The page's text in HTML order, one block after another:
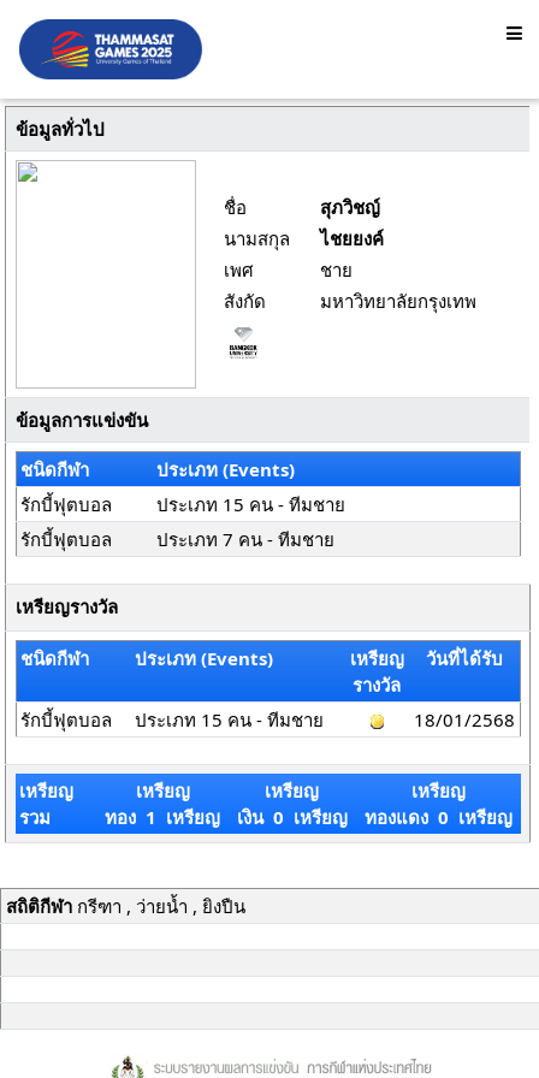
ข้อมูลทั่วไป
ชื่อ
สุภวิชญ์
นามสกุล
ไชยยงค์
เพศ
ชาย
สังกัด
มหาวิทยาลัยกรุงเทพ
ข้อมูลการแข่งขัน
ชนิดกีฬา
ประเภท (Events)
รักบี้ฟุตบอล
ประเภท 15 คน - ทีมชาย
รักบี้ฟุตบอล
ประเภท 7 คน - ทีมชาย
เหรียญรางวัล
ชนิดกีฬา ประเภท (Events)
เหรียญ
รางวัล
วันที่ได้รับ
รักบี้ฟุตบอล ประเภท 15 คน - ทีมชาย 18/01/2568
เหรียญ
รวม
เหรียญ
ทอง 1 เหรียญ
เหรียญ
เงิน 0 เหรียญ
เหรียญ
ทองแดง 0 เหรียญ
สถิติกีฬากรีฑา , ว่ายน้ำ , ยิงปืน